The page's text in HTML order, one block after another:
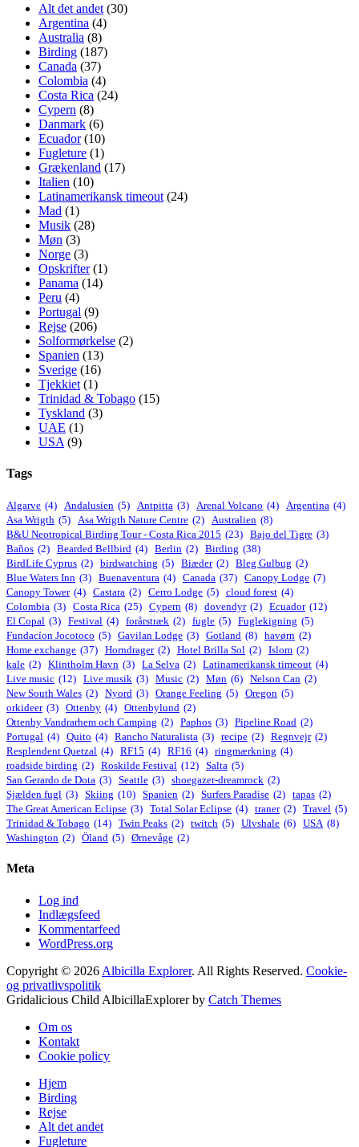
Alt det andet (30)
Argentina (4)
Australia (8)
Birding (187)
Canada (37)
Colombia (4)
Costa Rica (24)
Cypern (8)
Danmark (6)
Ecuador(10)
Fugleture (1)
Grækenland (17)
Italien (10)
Latinamerikansk timeout (24)
Mad (1)
Musik (28)
Møn (3)
Norge (3)
Opskrifter(1)
Panama (14)
Peru (4)
Portugal (9)
Rejse (206)
Solformørkelse (2)
Spanien (13)
Sverige (16)
Tjekkiet (1)
Trinidad & Tobago (15)
Tyskland (3)
UAE (1)
USA (9)
Tags
Algarve (4) Andalusien (5) Antpitta (3) Arenal Volcano (4) Argentina (4)
Asa Wrigth (5) Asa Wrigth Nature Centre (2) Australien (8)
B&U Neotropical Birding Tour - Costa Rica 2015 (23) Bajo del Tigre (3)
Baños (2) Bearded Bellbird (4) Berlin (2) Birding (38)
BirdLife Cyprus (2) birdwatching (5) Biæder (2) Bleg Gulbug (2)
Blue Waters Inn (3) Buenaventura (4) Canada (37) Canopy Lodge (7)
Canopy Tower (4) Castara (2) Cerro Lodge (5) cloud forest (4)
Colombia (3) Costa Rica (25) Cypern (8) dovendyr (2) Ecuador (12)
El Copal (3) Festival (4) forårstræk (2) fugle (5) Fuglekigning (5)
Fundacíon Jocotoco (5) Gavilan Lodge (3) Gotland (8) havørn (2)
Home exchange (37) Horndrager (2) Hotel Brilla Sol (2) Islom (2)
kale (2) Klintholm Havn (3) La Selva (2) Latinamerikansk timeout (4)
Live music (12) Live musik (3) Music (2) Møn (6) Nelson Can (2)
New South Wales (2) Nyord (3) Orange Feeling (5) Oregon (5)
orkideer (3) Ottenby (4) Ottenbylund (2)
Ottenby Vandrarhem och Camping (2) Paphos (3) Pipeline Road (2)
Portugal (4) Quito (4) Rancho Naturalista (3) recipe (2) Regnvejr (2)
Resplendent Quetzal (4) RF15 (4) RF16 (4) ringmærkning (4)
roadside birding (2) Roskilde Festival (12) Salta (5)
San Gerardo de Dota (3) Seattle (3) shoegazer-dreamrock (2)
Sjælden fugl (3) Skiing (10) Spanien (2) Surfers Paradise (2) tapas (2)
The Great American Eclipse (3) Total Solar Eclipse (4) traner (2) Travel (5)
Trinidad & Tobago (14) Twin Peaks (2) twitch (5) Ulvshale (6) USA (8)
Washington (2) Öland (5) Ørnevåge (2)
Meta
Log ind
Indlægsfeed
Kommentarfeed
WordPress.org
Copyright © 2026 Albicilla Explorer. All Rights Reserved. Cookie-
og privatlivspolitik
Gridalicious Child AlbicillaExplorer by Catch Themes
Om os
Kontakt
Cookie policy
Hjem
Birding
Rejse
Alt det andet
Fugleture